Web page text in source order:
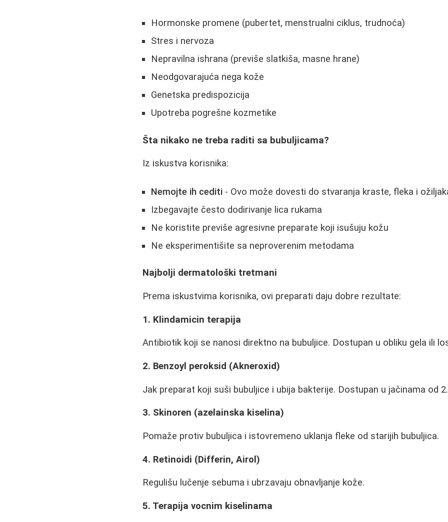
Hormonske promene (pubertet, menstrualni ciklus, trudnoća)
Stres i nervoza
Nepravilna ishrana (previše slatkiša, masne hrane)
Neodgovarajuća nega kože
Genetska predispozicija
Upotreba pogrešne kozmetike
Šta nikako ne treba raditi sa bubuljicama?
Iz iskustva korisnika:
Nemojte ih cediti - Ovo može dovesti do stvaranja kraste, fleka i
Izbegavajte često dodirivanje lica rukama
Ne koristite previše agresivne preparate koji isušuju kožu
Ne eksperimentišite sa neproverenim metodama
Najbolji dermatološki tretmani
Prema iskustvima korisnika, ovi preparati daju dobre rezultate:
1. Klindamicin terapija
Antibiotik koji se nanosi direktno na bubuljice. Dostupan u obliku gela ili
2. Benzoyl peroksid (Akneroxid)
Jak preparat koji suši bubuljice i ubija bakterije. Dostupan u jačinama od
3. Skinoren (azelainska kiselina)
Pomaže protiv bubuljica i istovremeno uklanja fleke od starijih bubuljica.
4. Retinoidi (Differin, Airol)
Regulišu lučenje sebuma i ubrzavaju obnavljanje kože.
5. Terapija vocnim kiselinama